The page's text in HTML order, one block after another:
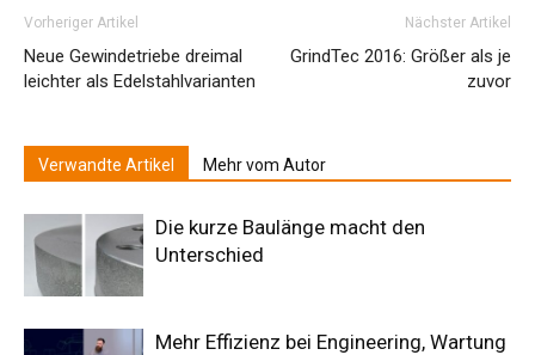
Vorheriger Artikel
Neue Gewindetriebe dreimal
leichter als Edelstahlvarianten
Nächster Artikel
GrindTec 2016: Größer als je
zuvor
Verwandte Artikel Mehr vom Autor
Die kurze Baulänge macht den
Unterschied
Mehr Effizienz bei Engineering, Wartung